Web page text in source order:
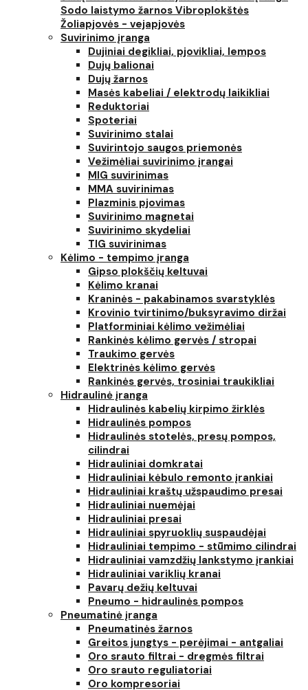
Sodo laistymo žarnos Vibroplokštės
Žoliapjovės - vejapjovės
Suvirinimo įranga
Dujiniai degikliai, pjovikliai, lempos
Dujų balionai
Dujų žarnos
Masės kabeliai / elektrodų laikikliai
Reduktoriai
Spoteriai
Suvirinimo stalai
Suvirintojo saugos priemonės
Vežimėliai suvirinimo įrangai
MIG suvirinimas
MMA suvirinimas
Plazminis pjovimas
Suvirinimo magnetai
Suvirinimo skydeliai
TIG suvirinimas
Kėlimo - tempimo įranga
Gipso plokščių keltuvai
Kėlimo kranai
Kraninės - pakabinamos svarstyklės
Krovinio tvirtinimo/buksyravimo diržai
Platforminiai kėlimo vežimėliai
Rankinės kėlimo gervės / stropai
Traukimo gervės
Elektrinės kėlimo gervės
Rankinės gervės, trosiniai traukikliai
Hidraulinė įranga
Hidraulinės kabelių kirpimo žirklės
Hidraulinės pompos
Hidraulinės stotelės, presų pompos,
cilindrai
Hidrauliniai domkratai
Hidrauliniai kėbulo remonto įrankiai
Hidrauliniai kraštų užspaudimo presai
Hidrauliniai nuemėjai
Hidrauliniai presai
Hidrauliniai spyruoklių suspaudėjai
Hidrauliniai tempimo - stūmimo cilindrai
Hidrauliniai vamzdžių lankstymo įrankiai
Hidrauliniai variklių kranai
Pavarų dežių keltuvai
Pneumo - hidraulinės pompos
Pneumatinė įranga
Pneumatinės žarnos
Greitos jungtys - perėjimai - antgaliai
Oro srauto filtrai - dregmės filtrai
Oro srauto reguliatoriai
Oro kompresoriai